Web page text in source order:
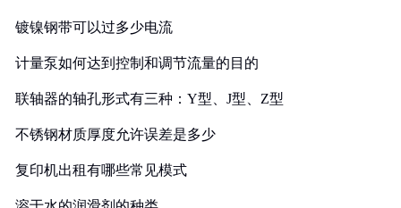
镀镍钢带可以过多少电流
计量泵如何达到控制和调节流量的目的
联轴器的轴孔形式有三种：Y型、J型、Z型
不锈钢材质厚度允许误差是多少
复印机出租有哪些常见模式